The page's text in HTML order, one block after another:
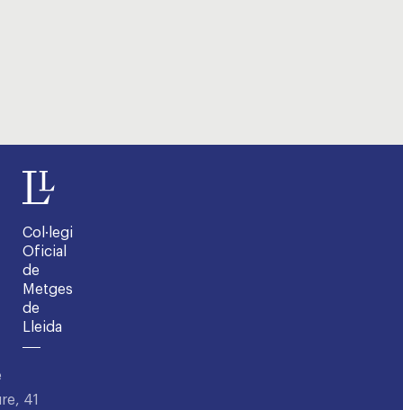
Col·legi
Oficial
de
Metges
de
Lleida
41